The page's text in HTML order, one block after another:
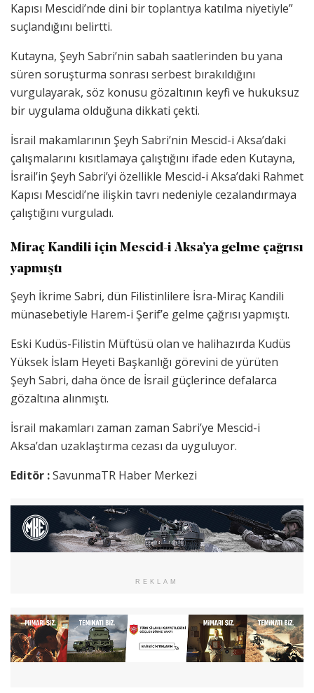
Kapısı Mescidi’nde dini bir toplantıya katılma niyetiyle”
suçlandığını belirtti.
Kutayna, Şeyh Sabri’nin sabah saatlerinden bu yana
süren soruşturma sonrası serbest bırakıldığını
vurgulayarak, söz konusu gözaltının keyfi ve hukuksuz
bir uygulama olduğuna dikkati çekti.
İsrail makamlarının Şeyh Sabri’nin Mescid-i Aksa’daki
çalışmalarını kısıtlamaya çalıştığını ifade eden Kutayna,
İsrail’in Şeyh Sabri’yi özellikle Mescid-i Aksa’daki Rahmet
Kapısı Mescidi’ne ilişkin tavrı nedeniyle cezalandırmaya
çalıştığını vurguladı.
Miraç Kandili için Mescid-i Aksa’ya gelme çağrısı
yapmıştı
Şeyh İkrime Sabri, dün Filistinlilere İsra-Miraç Kandili
münasebetiyle Harem-i Şerif’e gelme çağrısı yapmıştı.
Eski Kudüs-Filistin Müftüsü olan ve halihazırda Kudüs
Yüksek İslam Heyeti Başkanlığı görevini de yürüten
Şeyh Sabri, daha önce de İsrail güçlerince defalarca
gözaltına alınmıştı.
İsrail makamları zaman zaman Sabri’ye Mescid-i
Aksa’dan uzaklaştırma cezası da uyguluyor.
Editör :SavunmaTR Haber Merkezi
REKLAM